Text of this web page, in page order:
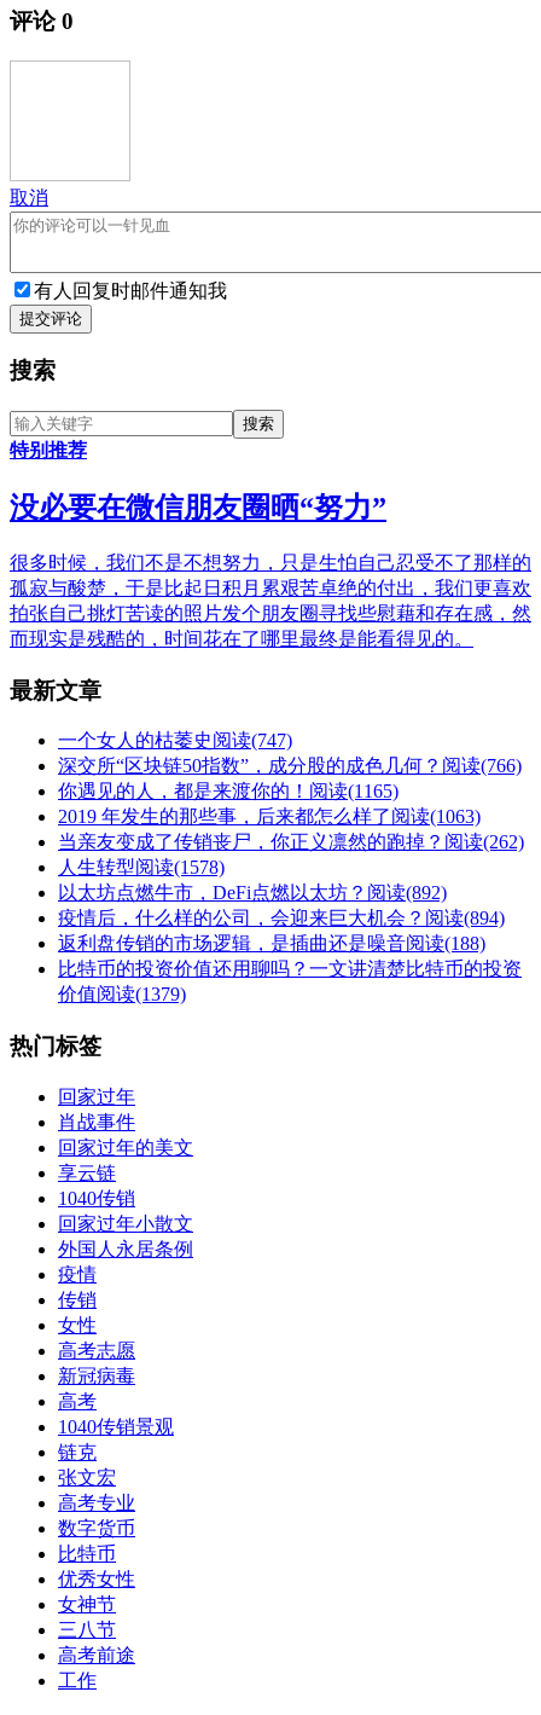
评论0
取消
有人回复时邮件通知我
提交评论
搜索
特别推荐
没必要在微信朋友圈晒“努力”
很多时候，我们不是不想努力，只是生怕自己忍受不了那样的
孤寂与酸楚，于是比起日积月累艰苦卓绝的付出，我们更喜欢
拍张自己挑灯苦读的照片发个朋友圈寻找些慰藉和存在感，然
而现实是残酷的，时间花在了哪里最终是能看得见的。
最新文章
一个女人的枯萎史阅读(747)
深交所“区块链50指数”，成分股的成色几何？ 阅读(766)
你遇见的人，都是来渡你的！ 阅读(1165)
2019 年发生的那些事，后来都怎么样了阅读(1063)
当亲友变成了传销丧尸，你正义凛然的跑掉？ 阅读(262)
人生转型阅读(1578)
以太坊点燃牛市，DeFi点燃以太坊？ 阅读(892)
疫情后，什么样的公司，会迎来巨大机会？ 阅读(894)
返利盘传销的市场逻辑，是插曲还是噪音阅读(188)
比特币的投资价值还用聊吗？一文讲清楚比特币的投资
价值阅读(1379)
热门标签
回家过年
肖战事件
回家过年的美文
享云链
1040传销
回家过年小散文
外国人永居条例
疫情
传销
女性
高考志愿
新冠病毒
高考
1040传销景观
链克
张文宏
高考专业
数字货币
比特币
优秀女性
女神节
三八节
高考前途
工作